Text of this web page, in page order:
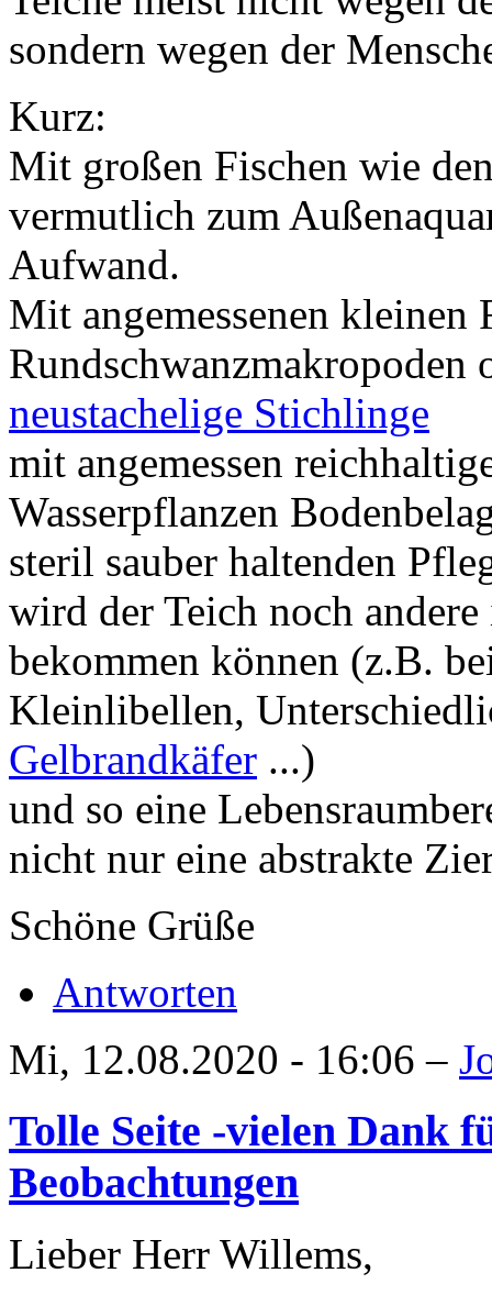
sondern wegen der
Kurz:
Mit großen Fischen wie
vermutlich zum
Aufwand.
Mit angemessenen
Rundschwanzmakropoden
neustachelige Stichlinge
mit angemessen
Wasserpflanzen
steril sauber haltenden
wird der Teich noch
bekommen können (z.B.
Kleinlibellen,
Gelbrandkäfer ...)
und so eine
nicht nur eine abstrakte
Schöne Grüße
Antworten
Mi, 12.08.2020 - 16:06 –
Tolle Seite -vielen Dank
Beobachtungen
Lieber Herr Willems,